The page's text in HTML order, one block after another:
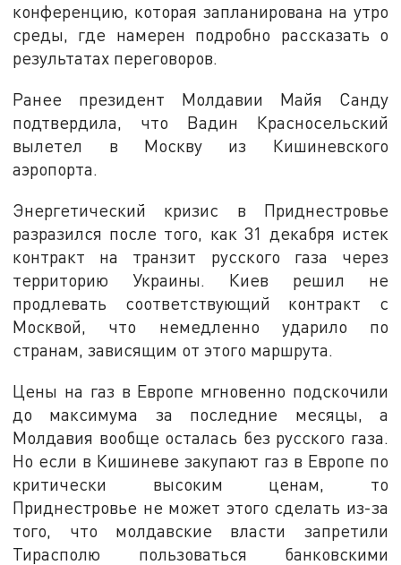
конференцию, которая запланирована на утро
среды, где намерен подробно рассказать о
результатах переговоров.
Ранее президент Молдавии Майя Санду
подтвердила, что Вадин Красносельский
вылетел в Москву из Кишиневского
аэропорта.
Энергетический кризис в Приднестровье
разразился после того, как 31 декабря истек
контракт на транзит русского газа через
территорию Украины. Киев решил не
продлевать соответствующий контракт с
Москвой, что немедленно ударило по
странам, зависящим от этого маршрута.
Цены на газ в Европе мгновенно подскочили
до максимума за последние месяцы, а
Молдавия вообще осталась без русского газа.
Но если в Кишиневе закупают газ в Европе по
критически высоким ценам, то
Приднестровье не может этого сделать из-за
того, что молдавские власти запретили
Тирасполю пользоваться банковскими